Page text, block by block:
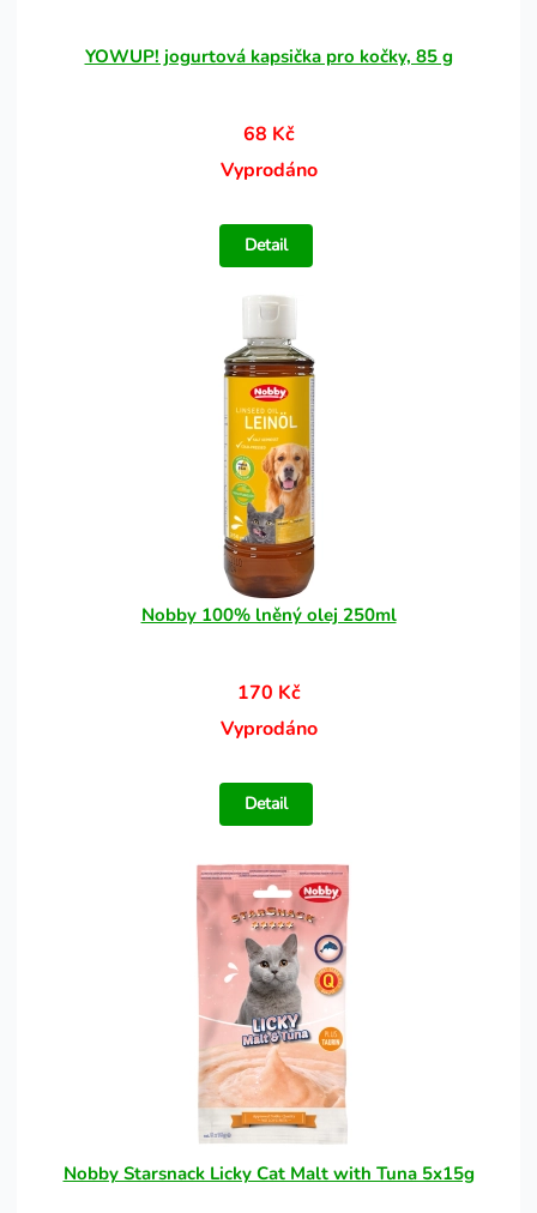
YOWUP! jogurtová kapsička pro kočky, 85 g
68 Kč
Vyprodáno
Detail
Nobby 100% lněný olej 250ml
170 Kč
Vyprodáno
Detail
Nobby Starsnack Licky Cat Malt with Tuna 5x15g